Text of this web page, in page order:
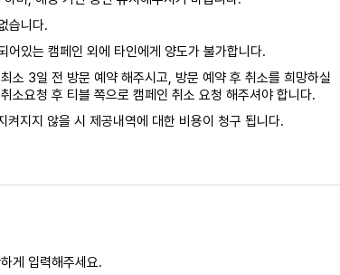
습니다.
있는 캠페인 외에 타인에게 양도가 불가합니다.
소 3일 전 방문 예약 해주시고, 방문 예약 후 취소를 희망하실
소요청 후 티블 쪽으로 캠페인 취소 요청 해주셔야 합니다.
지지 않을 시 제공내역에 대한 비용이 청구 됩니다.
게 입력해주세요.